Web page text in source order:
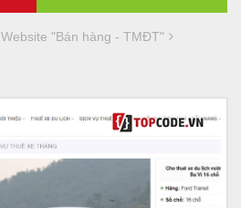
Website "Bán hàng - TMĐT"